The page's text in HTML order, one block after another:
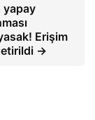
yapay
Erişim
→